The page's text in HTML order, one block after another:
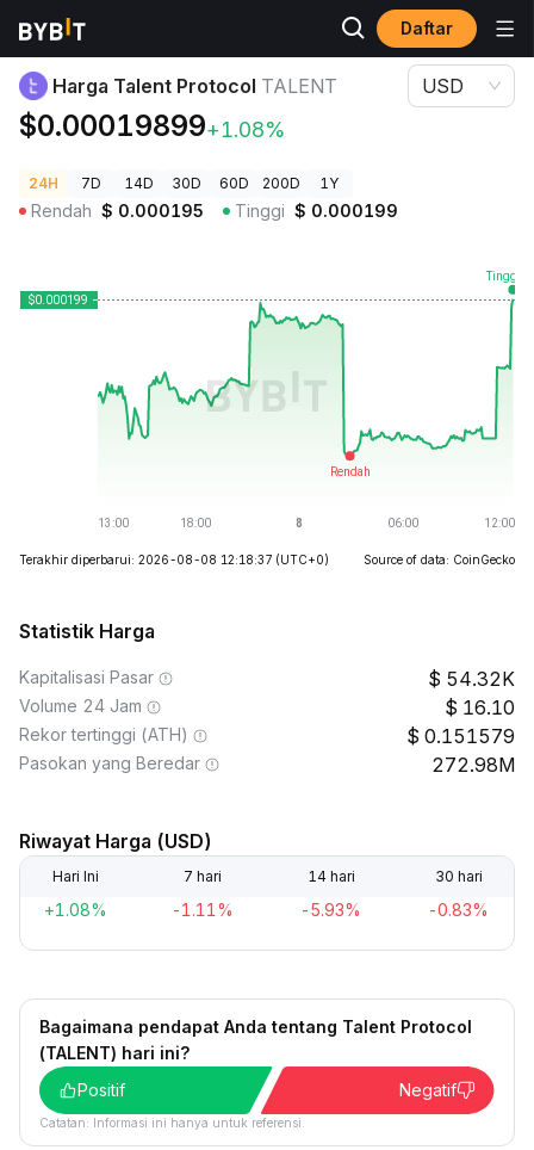
Daftar
Harga Kripto
Harga Talent Protocol TALENT
$0.00019899+1.08%
USD
24H 7D 14D 30D 60D 200D 1Y
Rendah $ 0.000195 Tinggi $ 0.000199
Terakhir diperbarui: 2026-08-08 12:18:37 (UTC+0) Source of data: CoinGecko
Statistik Harga
Kapitalisasi Pasar 54.32K
Volume 24 Jam 16.10
Rekor tertinggi (ATH) 0.151579
Pasokan yang Beredar 272.98M
Riwayat Harga (USD)
Hari Ini 7 hari 14 hari 30 hari
+1.08% -1.11% -5.93% -0.83%
Bagaimana pendapat Anda tentang Talent Protocol
(TALENT) hari ini?
Positif
Negatif
Catatan: Informasi ini hanya untuk referensi.